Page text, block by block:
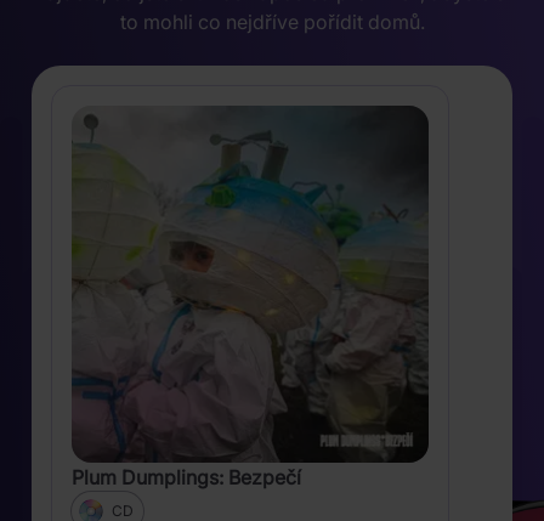
to mohli co nejdříve pořídit domů.
Plum Dumplings: Bezpečí
CD